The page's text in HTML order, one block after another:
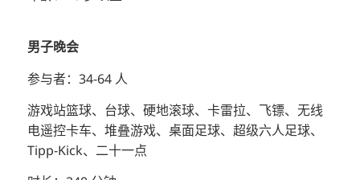
男子晚会
参与者：34-64 人
游戏站篮球、台球、硬地滚球、卡雷拉、飞镖、无线
电遥控卡车、堆叠游戏、桌面足球、超级六人足球、
Tipp-Kick、二十一点